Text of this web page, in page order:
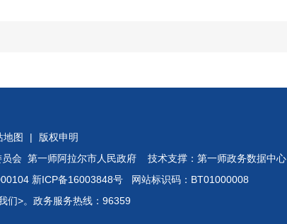
地图 |
版权申明
员会 第一师阿拉尔市人民政府 技术支撑：第一师政务数据中心
新ICP备16003848号 网站标识码：BT01000008
们>。政务服务热线：96359